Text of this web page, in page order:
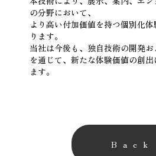
の分野において、
より高い付加価値を持つ個別化
ります。
当社は今後も、独自技術の開発
を通じて、新たな体験価値の創
ます。
Back